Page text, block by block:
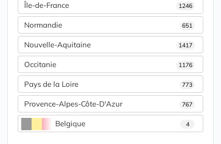
Île-de-France 1246
Normandie 651
Nouvelle-Aquitaine 1417
Occitanie 1176
Pays de la Loire 773
Provence-Alpes-Côte-D'Azur 767
Belgique 4